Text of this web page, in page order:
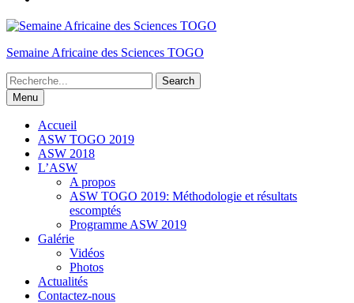
Semaine Africaine des Sciences TOGO
Search
for:Menu
Accueil
ASW TOGO 2019
ASW 2018
L’ASW
A propos
ASW TOGO 2019: Méthodologie et résultats
escomptés
Programme ASW 2019
Galérie
Vidéos
Photos
Actualités
Contactez-nous